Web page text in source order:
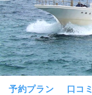
予約プラン 口コミ